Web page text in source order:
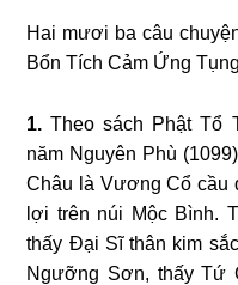
Hai mươi ba câu
Bổn Tích Cảm Ứng
1. Theo sách Phật Tổ
năm Nguyên Phù
Châu là Vương Cổ cầu
lợi trên núi Mộc Bình.
thấy Đại Sĩ thân kim
Ngưỡng Sơn, thấy Tứ